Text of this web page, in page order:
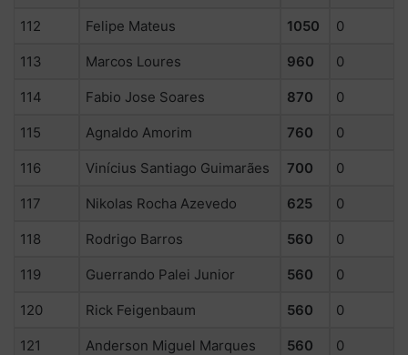
112 Felipe Mateus 1050 0
113 Marcos Loures 960 0
114 Fabio Jose Soares 870 0
115 Agnaldo Amorim 760 0
116 Vinícius Santiago Guimarães 700 0
117 Nikolas Rocha Azevedo 625 0
118 Rodrigo Barros 560 0
119 Guerrando Palei Junior 560 0
120 Rick Feigenbaum 560 0
121 Anderson Miguel Marques 560 0